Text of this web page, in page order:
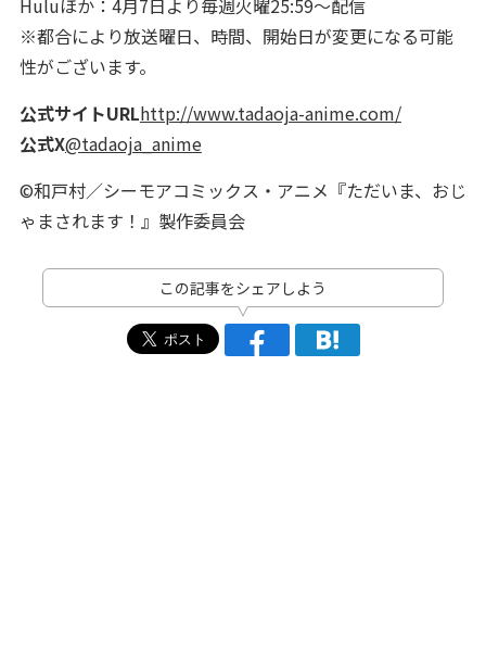
Huluほか：4月7日より毎週火曜25:59～配信
※都合により放送曜日、時間、開始日が変更になる可能
性がございます。
公式サイトURLhttp://www.tadaoja-anime.com/
公式X@tadaoja_anime
©和戸村／シーモアコミックス・アニメ『ただいま、おじ
ゃまされます！』製作委員会
この記事をシェアしよう